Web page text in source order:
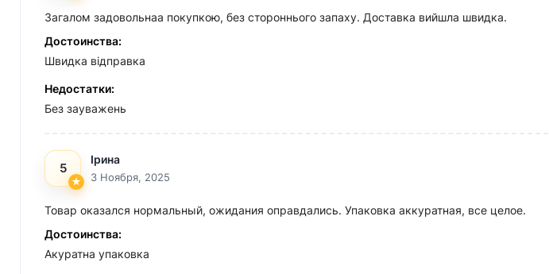
Загалом задовольнаа покупкою, без стороннього запаху. Доставка вийшла швидка.
Достоинства:
Швидка відправка
Недостатки:
Без зауважень
5
Ірина
3 Ноября, 2025
Товар оказался нормальный, ожидания оправдались. Упаковка аккуратная, все целое.
Достоинства:
Акуратна упаковка